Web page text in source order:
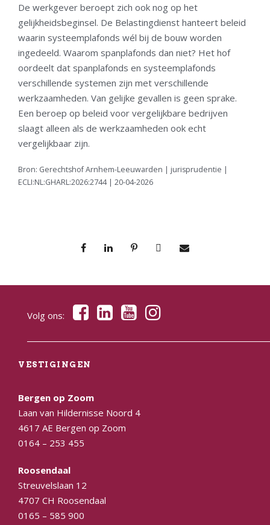
De werkgever beroept zich ook nog op het
gelijkheidsbeginsel. De Belastingdienst hanteert beleid
waarin systeemplafonds wél bij de bouw worden
ingedeeld. Waarom spanplafonds dan niet? Het hof
oordeelt dat spanplafonds en systeemplafonds
verschillende systemen zijn met verschillende
werkzaamheden. Van gelijke gevallen is geen sprake.
Een beroep op beleid voor vergelijkbare bedrijven
slaagt alleen als de werkzaamheden ook echt
vergelijkbaar zijn.
Bron: Gerechtshof Arnhem-Leeuwarden | jurisprudentie |
ECLI:NL:GHARL:2026:2744 | 20-04-2026
Volg ons:
VESTIGINGEN
Bergen op Zoom
Laan van Hildernisse Noord 4
4617 AE Bergen op Zoom
0164 – 253 455
Roosendaal
Streuvelslaan 12
4707 CH Roosendaal
0165 – 585 900